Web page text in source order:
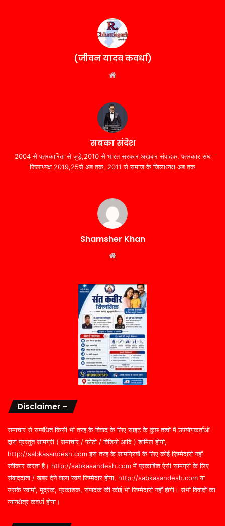
(जीवन यादव कवर्धा)
सबका संदेश
2004 से पत्रकारिता से जुड़े,2010 से भारत सरकार अखबार संपादक, पत्रकार संघ
जिलाध्यक्ष 2019,25से अब तक, 2011 से समाज के जिलाध्यक्ष अब तक
Shamsher Khan
Disclaimer –
समाचार से सम्बंधित किसी भी तरह के विवाद के लिए साइट के कुछ तत्वों में उपयोगकर्ताओं
द्वारा प्रस्तुत सामग्री ( समाचार / फोटो / विडियो आदि ) शामिल होगी,
http://sabkasandesh.com इस तरह के सामग्रियों के लिए कोई ज़िम्मेदारी नहीं
स्वीकार करता है। http://sabkasandesh.com में प्रकाशित ऐसी सामग्री के लिए
संवाददाता / खबर देने वाला स्वयं जिम्मेदार होगा, http://sabkasandesh.com या
उसके स्वामी, मुद्रक, प्रकाशक, संपादक की कोई भी जिम्मेदारी नहीं होगी। सभी विवादों का
न्यायक्षेत्र कवर्धा होगा।